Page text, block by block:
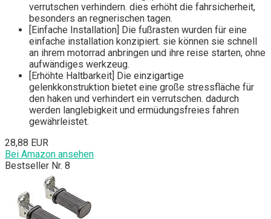
verrutschen verhindern. dies erhöht die fahrsicherheit,
besonders an regnerischen tagen.
[Einfache Installation] Die fußrasten wurden für eine
einfache installation konzipiert. sie können sie schnell
an ihrem motorrad anbringen und ihre reise starten, ohne
aufwändiges werkzeug.
[Erhöhte Haltbarkeit] Die einzigartige
gelenkkonstruktion bietet eine große stressfläche für
den haken und verhindert ein verrutschen. dadurch
werden langlebigkeit und ermüdungsfreies fahren
gewährleistet.
28,88 EUR
Bei Amazon ansehen
Bestseller Nr. 8